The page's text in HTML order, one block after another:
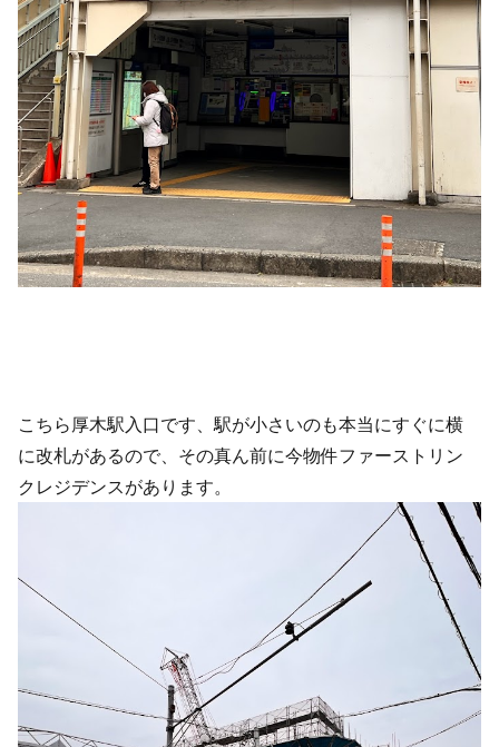
こちら厚木駅入口です、駅が小さいのも本当にすぐに横
に改札があるので、その真ん前に今物件ファーストリン
クレジデンスがあります。